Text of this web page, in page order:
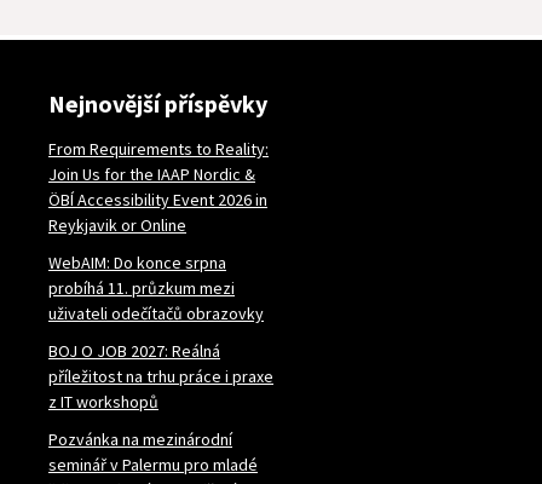
Nejnovější příspěvky
From Requirements to Reality:
Join Us for the IAAP Nordic &
ÖBÍ Accessibility Event 2026 in
Reykjavik or Online
WebAIM: Do konce srpna
probíhá 11. průzkum mezi
uživateli odečítačů obrazovky
BOJ O JOB 2027: Reálná
příležitost na trhu práce i praxe
z IT workshopů
Pozvánka na mezinárodní
seminář v Palermu pro mladé